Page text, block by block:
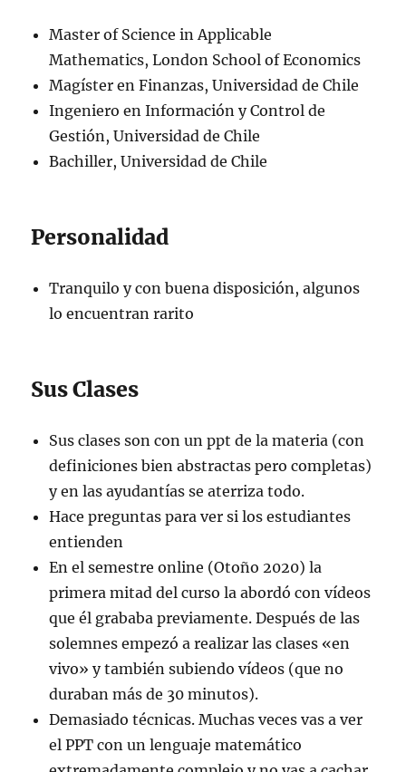
Master of Science in Applicable
Mathematics, London School of Economics
Magíster en Finanzas, Universidad de Chile
Ingeniero en Información y Control de
Gestión, Universidad de Chile
Bachiller, Universidad de Chile
Personalidad
Tranquilo y con buena disposición, algunos
lo encuentran rarito
Sus Clases
Sus clases son con un ppt de la materia (con
definiciones bien abstractas pero completas)
y en las ayudantías se aterriza todo.
Hace preguntas para ver si los estudiantes
entienden
En el semestre online (Otoño 2020) la
primera mitad del curso la abordó con vídeos
que él grababa previamente. Después de las
solemnes empezó a realizar las clases «en
vivo» y también subiendo vídeos (que no
duraban más de 30 minutos).
Demasiado técnicas. Muchas veces vas a ver
el PPT con un lenguaje matemático